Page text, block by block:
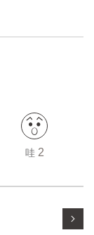
哇 2